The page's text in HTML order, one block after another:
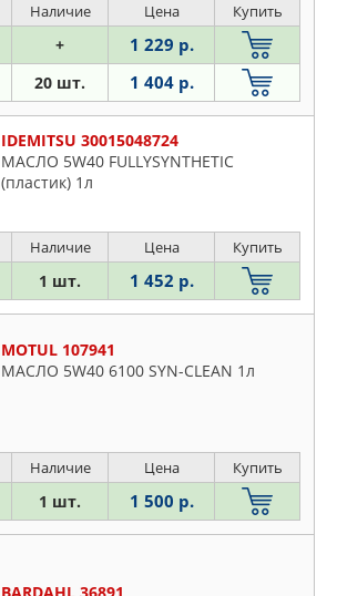
Наличие Цена Купить
+ 1 229 р.
20 шт. 1 404 р.
IDEMITSU 30015048724
МАСЛО 5W40 FULLYSYNTHETIC
(пластик) 1л
Наличие Цена Купить
1 шт. 1 452 р.
MOTUL 107941
МАСЛО 5W40 6100 SYN-CLEAN 1л
Наличие Цена Купить
1 шт. 1 500 р.